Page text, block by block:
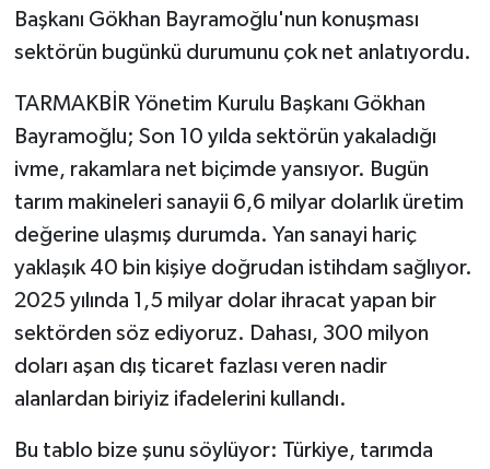
Başkanı Gökhan Bayramoğlu'nun konuşması
sektörün bugünkü durumunu çok net anlatıyordu.
TARMAKBİR Yönetim Kurulu Başkanı Gökhan
Bayramoğlu; Son 10 yılda sektörün yakaladığı
ivme, rakamlara net biçimde yansıyor. Bugün
tarım makineleri sanayii 6,6 milyar dolarlık üretim
değerine ulaşmış durumda. Yan sanayi hariç
yaklaşık 40 bin kişiye doğrudan istihdam sağlıyor.
2025 yılında 1,5 milyar dolar ihracat yapan bir
sektörden söz ediyoruz. Dahası, 300 milyon
doları aşan dış ticaret fazlası veren nadir
alanlardan biriyiz ifadelerini kullandı.
Bu tablo bize şunu söylüyor: Türkiye, tarımda